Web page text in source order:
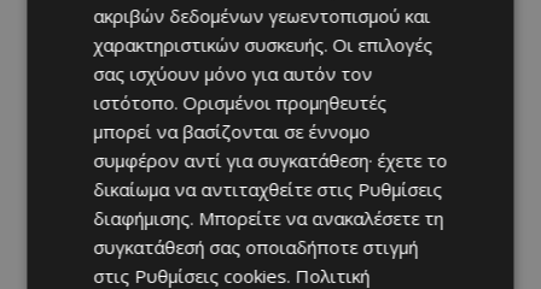
ακριβών δεδομένων γεωεντοπισμού και
χαρακτηριστικών συσκευής. Οι επιλογές
σας ισχύουν μόνο για αυτόν τον
ιστότοπο. Ορισμένοι προμηθευτές
μπορεί να βασίζονται σε έννομο
συμφέρον αντί για συγκατάθεση· έχετε το
δικαίωμα να αντιταχθείτε στις Ρυθμίσεις
διαφήμισης. Μπορείτε να ανακαλέσετε τη
συγκατάθεσή σας οποιαδήποτε στιγμή
στις Ρυθμίσεις cookies. Πολιτική